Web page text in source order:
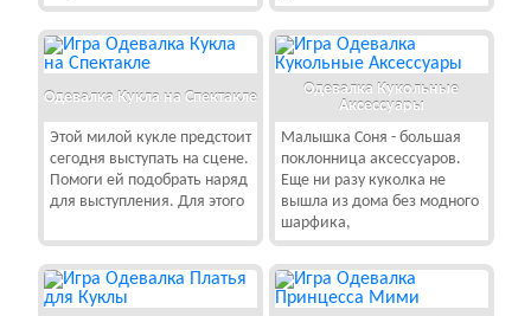
Одевалка Кукла на Спектакле
Этой милой кукле предстоит
сегодня выступать на сцене.
Помоги ей подобрать наряд
для выступления. Для этого
Одевалка Кукольные
Аксессуары
Малышка Соня - большая
поклонница аксессуаров.
Еще ни разу куколка не
вышла из дома без модного
шарфика,